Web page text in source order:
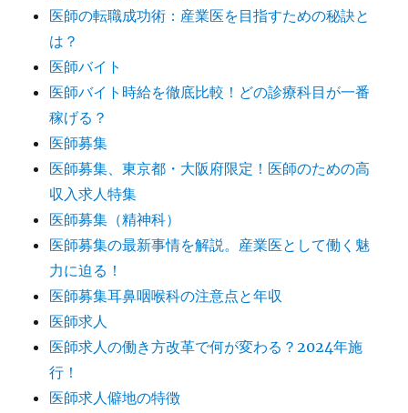
医師の転職成功術：産業医を目指すための秘訣と
は？
医師バイト
医師バイト時給を徹底比較！どの診療科目が一番
稼げる？
医師募集
医師募集、東京都・大阪府限定！医師のための高
収入求人特集
医師募集（精神科）
医師募集の最新事情を解説。産業医として働く魅
力に迫る！
医師募集耳鼻咽喉科の注意点と年収
医師求人
医師求人の働き方改革で何が変わる？2024年施
行！
医師求人僻地の特徴